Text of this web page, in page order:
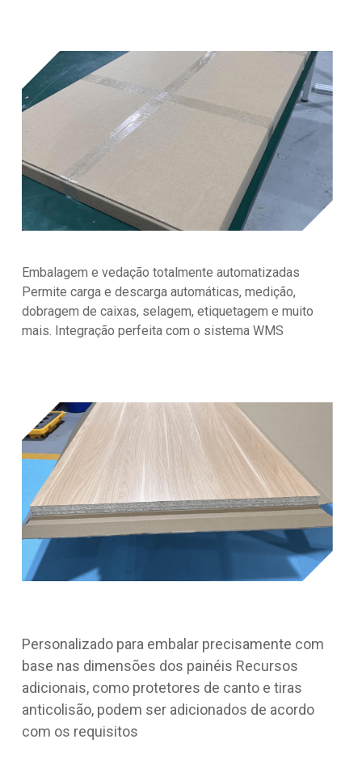
Embalagem e vedação totalmente automatizadas
Permite carga e descarga automáticas, medição,
dobragem de caixas, selagem, etiquetagem e muito
mais. Integração perfeita com o sistema WMS
Personalizado para embalar precisamente com
base nas dimensões dos painéis Recursos
adicionais, como protetores de canto e tiras
anticolisão, podem ser adicionados de acordo
com os requisitos